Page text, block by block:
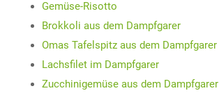
Gemüse-Risotto
Brokkoli aus dem Dampfgarer
Omas Tafelspitz aus dem Dampfgarer
Lachsfilet im Dampfgarer
Zucchinigemüse aus dem Dampfgarer